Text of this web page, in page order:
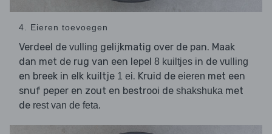
4. Eieren toevoegen
Verdeel de vulling gelijkmatig over de pan. Maak
dan met de rug van een lepel 8 kuiltjes in de vulling
en breek in elk kuiltje 1 ei. Kruid de eieren met een
snuf peper en zout en bestrooi de shakshuka met
de rest van de feta.